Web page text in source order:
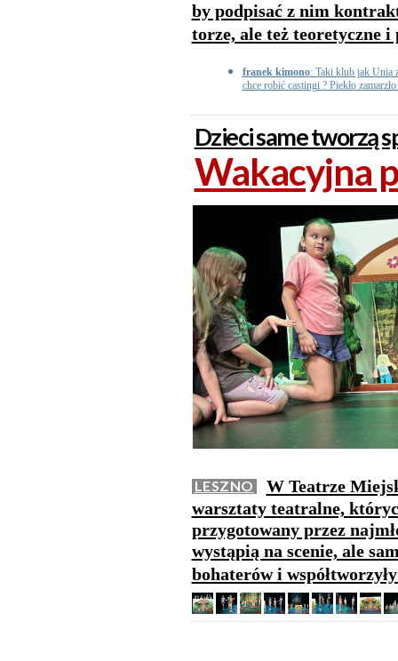
by podpisać z nim
torze, ale też teoretyczne
franek kimono: Taki klub jak Unia
chce robić castingi ? Piekło
Dzieci same tworzą
Wakacyjna
LESZNO
W Teatrze
warsztaty teatralne,
przygotowany przez
wystąpią na scenie, ale
bohaterów i